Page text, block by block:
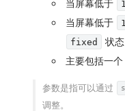
当屏幕低于
当屏幕低于
fixed
状态
主要包括一个
参数是指可以通过
调整。